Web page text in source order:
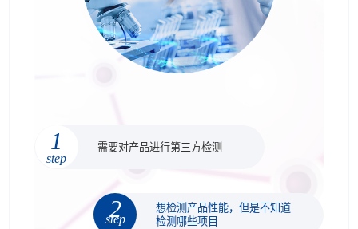
1
step
需要对产品进行第三方检测
2
step
想检测产品性能，但是不知道
检测哪些项目